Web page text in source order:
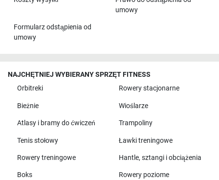
umowy
Formularz odstąpienia od
umowy
NAJCHĘTNIEJ WYBIERANY SPRZĘT FITNESS
Orbitreki
Rowery stacjonarne
Bieżnie Wioślarze
Atlasy i bramy do ćwiczeń Trampoliny
Tenis stołowy Ławki treningowe
Rowery treningowe Hantle, sztangi i obciążenia
Boks Rowery poziome